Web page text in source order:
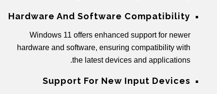
Hardware And Software Compatibility
Windows 11 offers enhanced support for newer
hardware and software, ensuring compatibility with
the latest devices and applications.
Support For New Input Devices